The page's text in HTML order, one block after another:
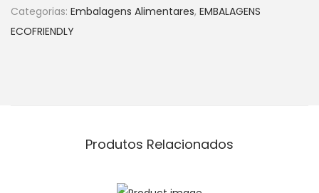
Categorias: Embalagens Alimentares, EMBALAGENS
ECOFRIENDLY
Produtos Relacionados